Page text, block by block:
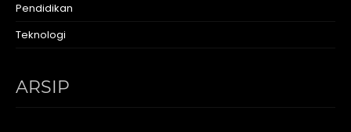
Pendidikan
Teknologi
ARSIP